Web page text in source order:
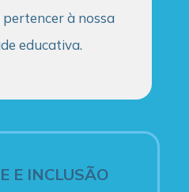
à nossa
educativa.
E INCLUSÃO